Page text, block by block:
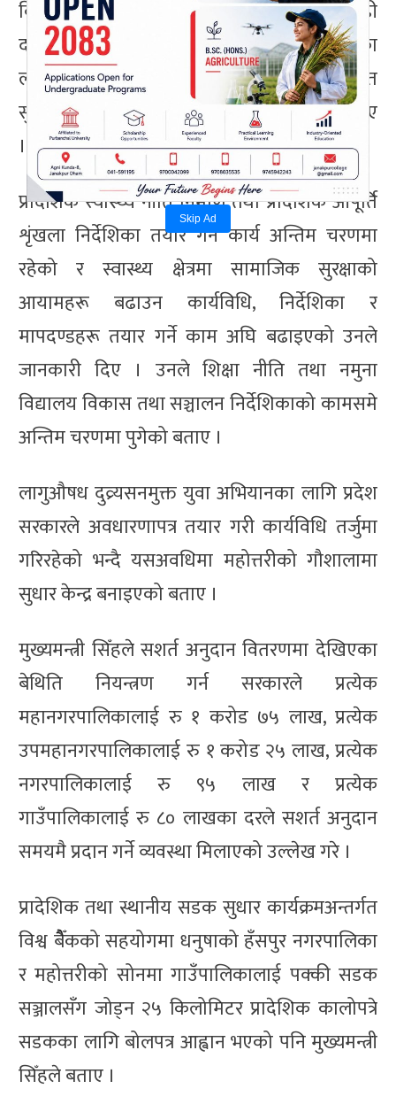
Skip Ad
विभिन्न स्वास्थ्य संस्थामा पठाउन चार सयभन्दा वढी
दरबन्दी सिर्जना भएको भन्दै उनले स्वास्थ्य संस्थाका
लागि थप विषयगत दरबन्दी सिर्जना तथा स्रोत
सुनिश्चितताको कार्य अगाडि बढाइएको जानकारी दिए
।
प्रादेशिक स्वास्थ्य नीति निर्माण तथा प्रादेशिक आपूर्ति
शृंखला निर्देशिका तयार गर्ने कार्य अन्तिम चरणमा
रहेको र स्वास्थ्य क्षेत्रमा सामाजिक सुरक्षाको
आयामहरू बढाउन कार्यविधि, निर्देशिका र
मापदण्डहरू तयार गर्ने काम अघि बढाइएको उनले
जानकारी दिए । उनले शिक्षा नीति तथा नमुना
विद्यालय विकास तथा सञ्चालन निर्देशिकाको कामसमे
अन्तिम चरणमा पुगेको बताए ।
लागुऔषध दुव्र्यसनमुक्त युवा अभियानका लागि प्रदेश
सरकारले अवधारणापत्र तयार गरी कार्यविधि तर्जुमा
गरिरहेको भन्दै यसअवधिमा महोत्तरीको गौशालामा
सुधार केन्द्र बनाइएको बताए ।
मुख्यमन्त्री सिँहले सशर्त अनुदान वितरणमा देखिएका
बेथिति नियन्त्रण गर्न सरकारले प्रत्येक
महानगरपालिकालाई रु १ करोड ७५ लाख, प्रत्येक
उपमहानगरपालिकालाई रु १ करोड २५ लाख, प्रत्येक
नगरपालिकालाई रु ९५ लाख र प्रत्येक
गाउँपालिकालाई रु ८० लाखका दरले सशर्त अनुदान
समयमै प्रदान गर्ने व्यवस्था मिलाएको उल्लेख गरे ।
प्रादेशिक तथा स्थानीय सडक सुधार कार्यक्रमअन्तर्गत
विश्व बैैँकको सहयोगमा धनुषाको हँसपुर नगरपालिका
र महोत्तरीको सोनमा गाउँपालिकालाई पक्की सडक
सञ्जालसँग जोड्न २५ किलोमिटर प्रादेशिक कालोपत्रे
सडकका लागि बोलपत्र आह्वान भएको पनि मुख्यमन्त्री
सिँहले बताए ।